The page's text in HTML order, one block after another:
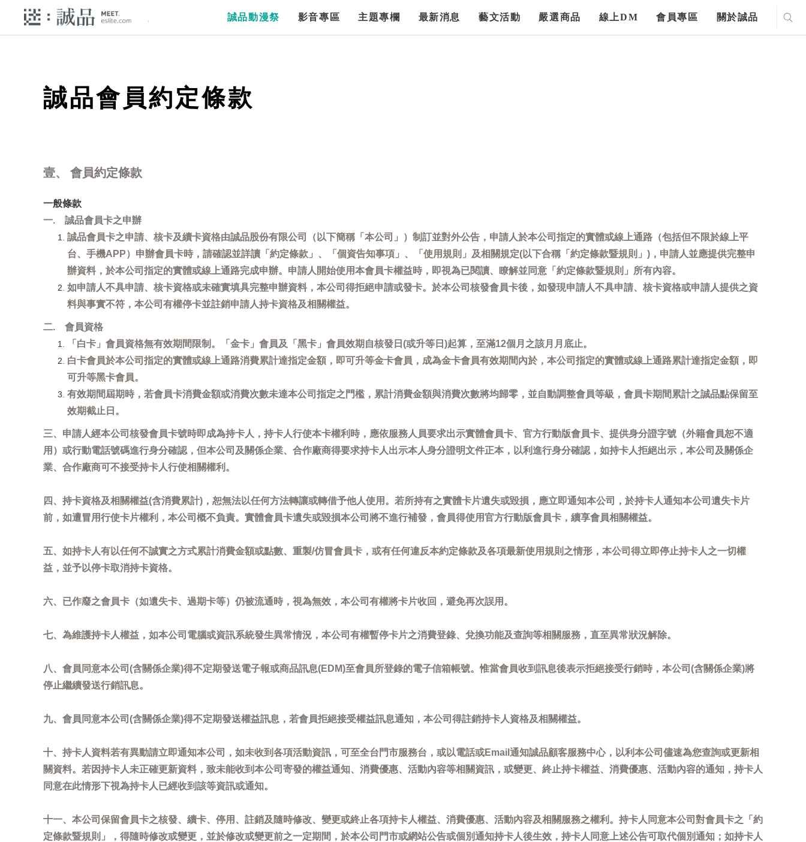
誠品動漫祭 影音專區 主題專欄 最新消息 藝文活動 嚴選商品 線上DM 會員專區 關於誠品
誠品會員約定條款
壹、 會員約定條款
一般條款
一. 誠品會員卡之申辦
誠品會員卡之申請、核卡及續卡資格由誠品股份有限公司（以下簡稱「本公司」）制訂並對外公告，申請人於本公司指定的實體或線上通路（包括但不限於線上平
台、手機APP）申辦會員卡時，請確認並詳讀「約定條款」、「個資告知事項」、「使用規則」及相關規定(以下合稱「約定條款暨規則」)，申請人並應提供完整申
辦資料，於本公司指定的實體或線上通路完成申辦。申請人開始使用本會員卡權益時，即視為已閱讀、瞭解並同意「約定條款暨規則」所有內容。
如申請人不具申請、核卡資格或未確實填具完整申辦資料，本公司得拒絕申請或發卡。於本公司核發會員卡後，如發現申請人不具申請、核卡資格或申請人提供之資
料與事實不符，本公司有權停卡並註銷申請人持卡資格及相關權益。
二. 會員資格
「白卡」會員資格無有效期間限制。「金卡」會員及「黑卡」會員效期自核發日(或升等日)起算，至滿12個月之該月月底止。
白卡會員於本公司指定的實體或線上通路消費累計達指定金額，即可升等金卡會員，成為金卡會員有效期間內於，本公司指定的實體或線上通路累計達指定金額，即
可升等黑卡會員。
有效期間屆期時，若會員卡消費金額或消費次數未達本公司指定之門檻，累計消費金額與消費次數將均歸零，並自動調整會員等級，會員卡期間累計之誠品點保留至
效期截止日。
三、申請人經本公司核發會員卡號時即成為持卡人，持卡人行使本卡權利時，應依服務人員要求出示實體會員卡、官方行動版會員卡、提供身分證字號（外籍會員恕不適
用）或行動電話號碼進行身分確認，但本公司及關係企業、合作廠商得要求持卡人出示本人身分證明文件正本，以利進行身分確認，如持卡人拒絕出示，本公司及關係企
業、合作廠商可不接受持卡人行使相關權利。
四、持卡資格及相關權益(含消費累計)，恕無法以任何方法轉讓或轉借予他人使用。若所持有之實體卡片遺失或毀損，應立即通知本公司，於持卡人通知本公司遺失卡片
前，如遭冒用行使卡片權利，本公司概不負責。實體會員卡遺失或毀損本公司將不進行補發，會員得使用官方行動版會員卡，續享會員相關權益。
五、如持卡人有以任何不誠實之方式累計消費金額或點數、重製/仿冒會員卡，或有任何違反本約定條款及各項最新使用規則之情形，本公司得立即停止持卡人之一切權
益，並予以停卡取消持卡資格。
六、已作廢之會員卡（如遺失卡、過期卡等）仍被流通時，視為無效，本公司有權將卡片收回，避免再次誤用。
七、為維護持卡人權益，如本公司電腦或資訊系統發生異常情況，本公司有權暫停卡片之消費登錄、兌換功能及查詢等相關服務，直至異常狀況解除。
八、會員同意本公司(含關係企業)得不定期發送電子報或商品訊息(EDM)至會員所登錄的電子信箱帳號。惟當會員收到訊息後表示拒絕接受行銷時，本公司(含關係企業)將
停止繼續發送行銷訊息。
九、會員同意本公司(含關係企業)得不定期發送權益訊息，若會員拒絕接受權益訊息通知，本公司得註銷持卡人資格及相關權益。
十、持卡人資料若有異動請立即通知本公司，如未收到各項活動資訊，可至全台門市服務台，或以電話或Email通知誠品顧客服務中心，以利本公司儘速為您查詢或更新相
關資料。若因持卡人未正確更新資料，致未能收到本公司寄發的權益通知、消費優惠、活動內容等相關資訊，或變更、終止持卡權益、消費優惠、活動內容的通知，持卡人
同意在此情形下視為持卡人已經收到該等資訊或通知。
十一、本公司保留會員卡之核發、續卡、停用、註銷及隨時修改、變更或終止各項持卡人權益、消費優惠、活動內容及相關服務之權利。持卡人同意本公司對會員卡之「約
定條款暨規則」，得隨時修改或變更，並於修改或變更前之一定期間，於本公司門市或網站公告或個別通知持卡人後生效，持卡人同意上述公告可取代個別通知；如持卡人